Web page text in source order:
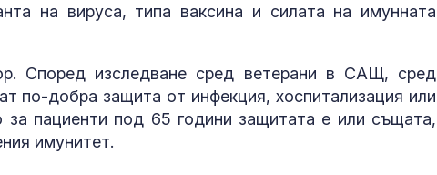
на вируса, типа ваксина и силата на имунната
Според изследване сред ветерани в САЩ, сред
по-добра защита от инфекция, хоспитализация или
пациенти под 65 години защитата е или същата,
имунитет.